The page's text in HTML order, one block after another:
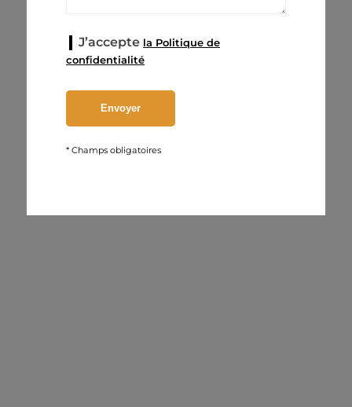
J’accepte la Politique de
confidentialité
* Champs obligatoires